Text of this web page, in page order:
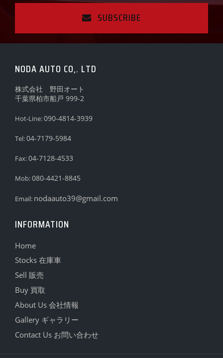
SUBSCRIBE
NODA AUTO CO,. LTD
株式会社 野田オート
千葉県柏市船戸 999-2
Hot-Line:090-4814-3939
Tel:04-7179-5984
Fax:04-7128-4533
Mob:080-4421-8845
Email: nodaauto39@gmail.com
INFORMATION
Home
Stocks 在庫車
Sell 販売
Buy 買取
About Us 会社情報
Gallery ギャラリー
Contact Us お問い合わせ